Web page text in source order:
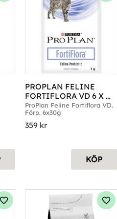
PROPLAN FELINE
FORTIFLORA VD 6 X
30G
ProPlan Feline Fortiflora VD.
Förp. 6x30g
359kr
KÖP
Lägg till i favoriter